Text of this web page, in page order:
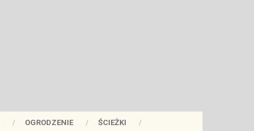
OGRODZENIE
ŚCIEŻKI